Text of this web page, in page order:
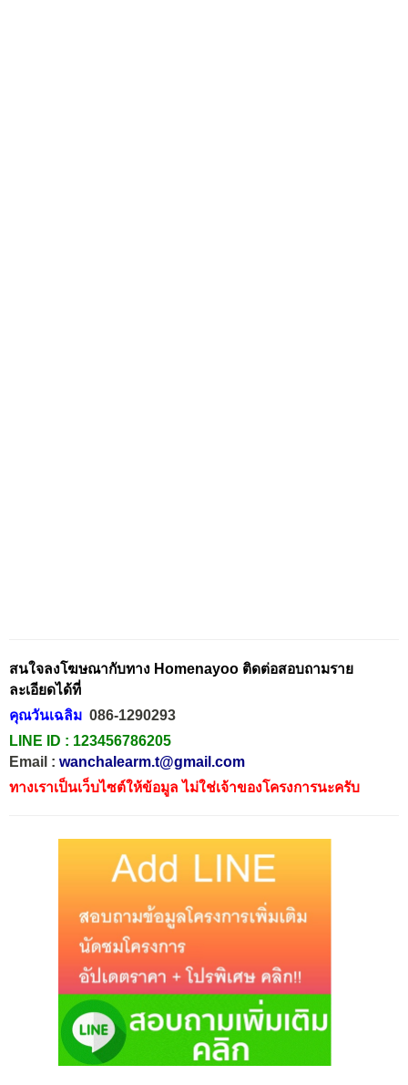
สนใจลงโฆษณากับทาง Homenayoo ติดต่อสอบถามราย
ละเอียดได้ที่
คุณวันเฉลิม 086-1290293
LINE ID : 123456786205
Email : wanchalearm.t@gmail.com
ทางเราเป็นเว็บไซต์ให้ข้อมูล ไม่ใช่เจ้าของโครงการนะครับ